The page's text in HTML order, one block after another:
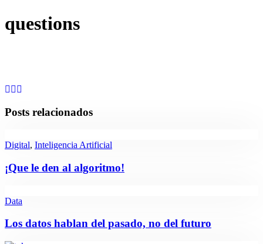
questions
Posts relacionados
Digital, Inteligencia Artificial
¡Que le den al algoritmo!
Data
Los datos hablan del pasado, no del futuro